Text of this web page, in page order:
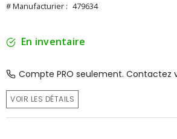
# Manufacturier : 479634
En inventaire
Compte PRO seulement. Contactez
VOIR LES DÉTAILS